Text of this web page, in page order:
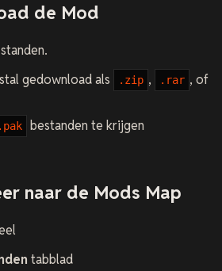
de Mod
gedownload als
.zip , .rar , of
.pak bestanden te krijgen
naar de Mods Map
tabblad